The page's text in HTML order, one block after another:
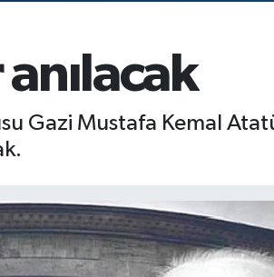
Gazi Mustafa Kemal